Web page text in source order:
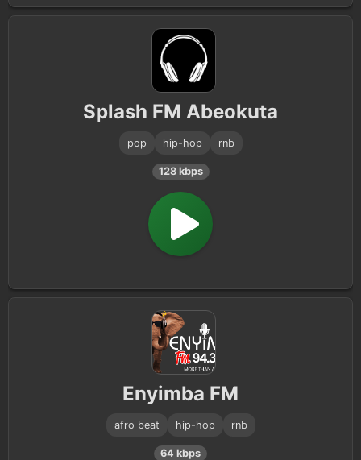
Splash FM Abeokuta
pop hip-hop rnb
128 kbps
Enyimba FM
afro beat hip-hop rnb
64 kbps